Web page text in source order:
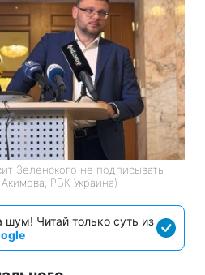
Зеленского не подписывать
РБК-Украина)
шум! Читай только суть из